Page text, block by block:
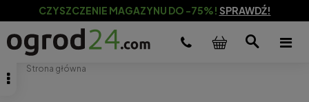
CZYSZCZENIE MAGAZYNU DO -75%! SPRAWDŹ!
Strona główna